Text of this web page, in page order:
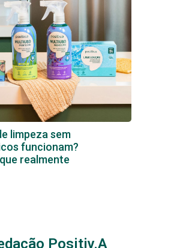
limpeza sem
funcionam?
realmente
Positiv.A